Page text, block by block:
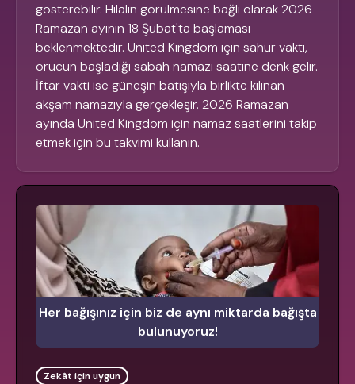
gösterebilir. Hilalin görülmesine bağlı olarak 2026
Ramazan ayının 18 Şubat'ta başlaması
beklenmektedir. United Kingdom için sahur vakti,
orucun başladığı sabah namazı saatine denk gelir.
İftar vakti ise güneşin batışıyla birlikte kılınan
akşam namazıyla gerçekleşir. 2026 Ramazan
ayında United Kingdom için namaz saatlerini takip
etmek için bu takvimi kullanın.
Her bağışınız için biz de aynı miktarda bağışta
bulunuyoruz!
Zekât için uygun